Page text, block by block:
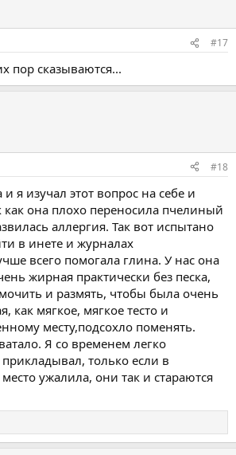
#17
пор сказываются...
#18
я изучал этот вопрос на себе и
как она плохо переносила пчелиный
аллергия. Так вот испытано
в инете и журналах
всего помогала глина. У нас она
жирная практически без песка,
и размять, чтобы была очень
как мягкое, мягкое тесто и
месту,подсохло поменять.
Я со временем легко
только если в
ужалила, они так и стараются